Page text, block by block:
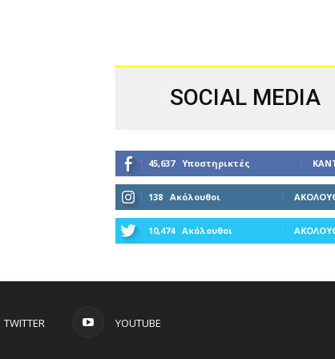
SOCIAL MEDIA
45,637 Υποστηρικτές
138 Ακόλουθοι
10,474 Ακόλουθοι
TWITTER YOUTUBE